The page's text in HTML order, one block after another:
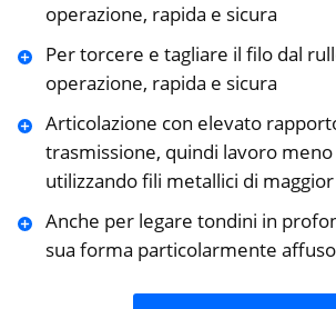
operazione, rapida e sicura
Per torcere e tagliare il filo dal
operazione, rapida e sicura
Articolazione con elevato
trasmissione, quindi lavoro
utilizzando fili metallici di
Anche per legare tondini in
sua forma particolarmente